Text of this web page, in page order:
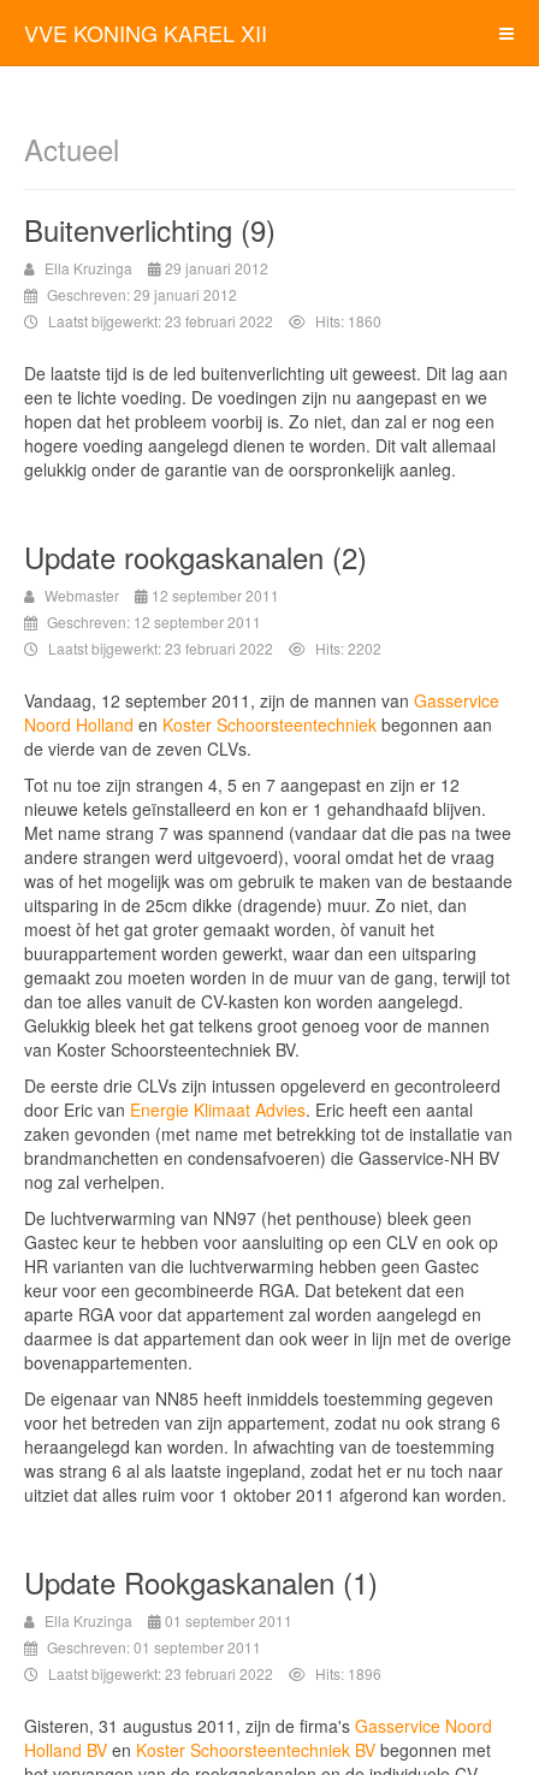
VVE KONING KAREL XII
Actueel
Buitenverlichting (9)
Ella Kruzinga
29 januari 2012
Geschreven: 29 januari 2012
Laatst bijgewerkt: 23 februari 2022
Hits: 1860
De laatste tijd is de led buitenverlichting uit geweest. Dit lag aan
een te lichte voeding. De voedingen zijn nu aangepast en we
hopen dat het probleem voorbij is. Zo niet, dan zal er nog een
hogere voeding aangelegd dienen te worden. Dit valt allemaal
gelukkig onder de garantie van de oorspronkelijk aanleg.
Update rookgaskanalen (2)
Webmaster
12 september 2011
Geschreven: 12 september 2011
Laatst bijgewerkt: 23 februari 2022
Hits: 2202
Vandaag, 12 september 2011, zijn de mannen van Gasservice
Noord Holland en Koster Schoorsteentechniek begonnen aan
de vierde van de zeven CLVs.
Tot nu toe zijn strangen 4, 5 en 7 aangepast en zijn er 12
nieuwe ketels geïnstalleerd en kon er 1 gehandhaafd blijven.
Met name strang 7 was spannend (vandaar dat die pas na twee
andere strangen werd uitgevoerd), vooral omdat het de vraag
was of het mogelijk was om gebruik te maken van de bestaande
uitsparing in de 25cm dikke (dragende) muur. Zo niet, dan
moest òf het gat groter gemaakt worden, òf vanuit het
buurappartement worden gewerkt, waar dan een uitsparing
gemaakt zou moeten worden in de muur van de gang, terwijl tot
dan toe alles vanuit de CV-kasten kon worden aangelegd.
Gelukkig bleek het gat telkens groot genoeg voor de mannen
van Koster Schoorsteentechniek BV.
De eerste drie CLVs zijn intussen opgeleverd en gecontroleerd
door Eric van Energie Klimaat Advies. Eric heeft een aantal
zaken gevonden (met name met betrekking tot de installatie van
brandmanchetten en condensafvoeren) die Gasservice-NH BV
nog zal verhelpen.
De luchtverwarming van NN97 (het penthouse) bleek geen
Gastec keur te hebben voor aansluiting op een CLV en ook op
HR varianten van die luchtverwarming hebben geen Gastec
keur voor een gecombineerde RGA. Dat betekent dat een
aparte RGA voor dat appartement zal worden aangelegd en
daarmee is dat appartement dan ook weer in lijn met de overige
bovenappartementen.
De eigenaar van NN85 heeft inmiddels toestemming gegeven
voor het betreden van zijn appartement, zodat nu ook strang 6
heraangelegd kan worden. In afwachting van de toestemming
was strang 6 al als laatste ingepland, zodat het er nu toch naar
uitziet dat alles ruim voor 1 oktober 2011 afgerond kan worden.
Update Rookgaskanalen (1)
Ella Kruzinga
01 september 2011
Geschreven: 01 september 2011
Laatst bijgewerkt: 23 februari 2022
Hits: 1896
Gisteren, 31 augustus 2011, zijn de firma's Gasservice Noord
Holland BV en Koster Schoorsteentechniek BV begonnen met